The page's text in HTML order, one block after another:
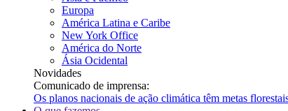
Europa
América Latina e Caribe
New York Office
América do Norte
Ásia Ocidental
Novidades
Comunicado de imprensa:
Os planos nacionais de ação climática têm metas